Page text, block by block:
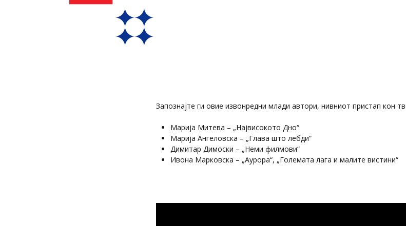
Запознајте ги овие извонредни млади автори, нивниот пристап кон
Марија Митева – „Највисокото Дно“
Марија Ангеловска – „Глава што лебди“
Димитар Димоски – „Неми филмови“
Ивона Марковска – „Аурора“, „Големата лага и малите вистини“